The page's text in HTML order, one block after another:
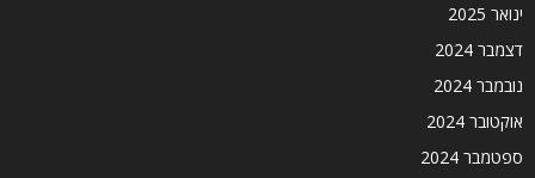
ינואר 2025
דצמבר 2024
נובמבר 2024
אוקטובר 2024
ספטמבר 2024